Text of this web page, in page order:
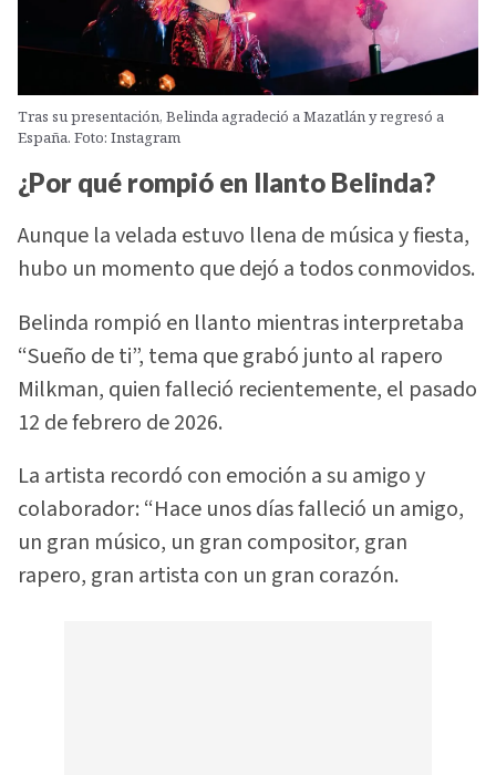
Tras su presentación, Belinda agradeció a Mazatlán y regresó a
España. Foto: Instagram
¿Por qué rompió en llanto Belinda?
Aunque la velada estuvo llena de música y fiesta,
hubo un momento que dejó a todos conmovidos.
Belinda rompió en llanto mientras interpretaba
“Sueño de ti”, tema que grabó junto al rapero
Milkman, quien falleció recientemente, el pasado
12 de febrero de 2026.
La artista recordó con emoción a su amigo y
colaborador: “Hace unos días falleció un amigo,
un gran músico, un gran compositor, gran
rapero, gran artista con un gran corazón.